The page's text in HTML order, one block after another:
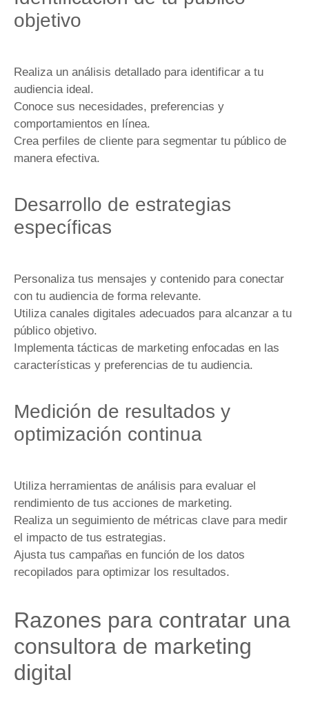
objetivo
Realiza un análisis detallado para identificar a tu
audiencia ideal.
Conoce sus necesidades, preferencias y
comportamientos en línea.
Crea perfiles de cliente para segmentar tu público de
manera efectiva.
Desarrollo de estrategias
específicas
Personaliza tus mensajes y contenido para conectar
con tu audiencia de forma relevante.
Utiliza canales digitales adecuados para alcanzar a tu
público objetivo.
Implementa tácticas de marketing enfocadas en las
características y preferencias de tu audiencia.
Medición de resultados y
optimización continua
Utiliza herramientas de análisis para evaluar el
rendimiento de tus acciones de marketing.
Realiza un seguimiento de métricas clave para medir
el impacto de tus estrategias.
Ajusta tus campañas en función de los datos
recopilados para optimizar los resultados.
Razones para contratar una
consultora de marketing
digital